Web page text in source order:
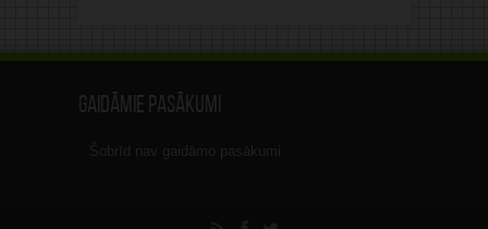
Gaidāmie pasākumi
Šobrīd nav gaidāmo pasākumi.